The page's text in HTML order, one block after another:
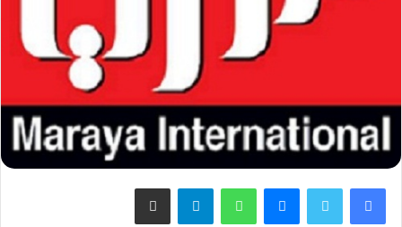
فيسبوك تويتر ماسنجر واتساب تيلقرام مشاركة عبر البريد